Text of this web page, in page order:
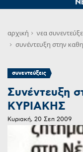
αρχική νεα
συνέντευξη στην
συνεντεύξεις
Συνέντευξη
ΚΥΡΙΑΚΗΣ
Κυριακή, 20 Σεπ 2009